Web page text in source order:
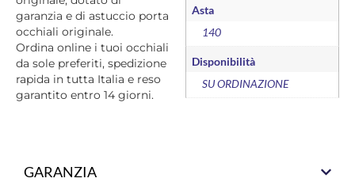
garanzia e di astuccio porta
occhiali originale.
Ordina online i tuoi occhiali
da sole preferiti, spedizione
rapida in tutta Italia e reso
garantito entro 14 giorni.
Asta
140
Disponibilità
SU ORDINAZIONE
GARANZIA